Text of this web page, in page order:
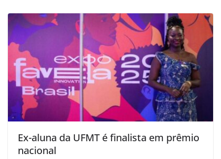
Ex-aluna da UFMT é finalista em prêmio
nacional